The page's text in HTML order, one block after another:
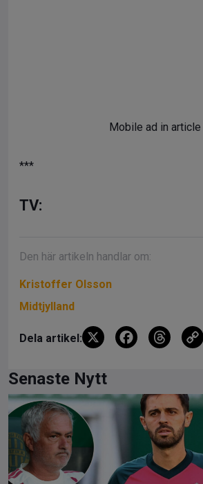
Mobile ad in article
***
TV:
Den här artikeln handlar om:
Kristoffer Olsson
Midtjylland
Dela artikel: X
F
b
o
o
k
T
a
d
s
Senaste Nytt